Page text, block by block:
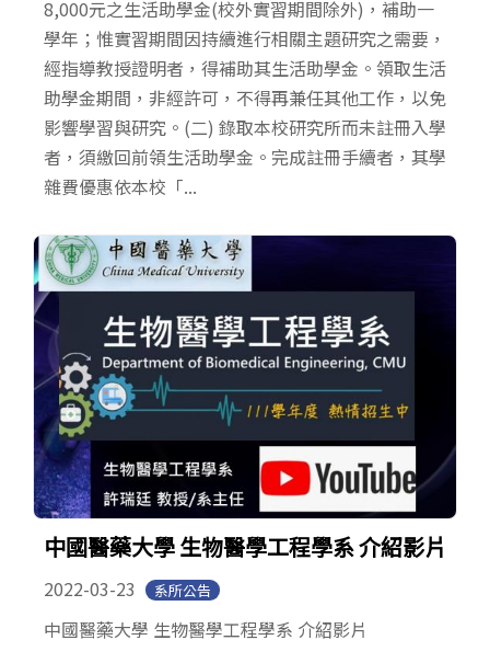
8,000元之生活助學金(校外實習期間除外)，補助一
學年；惟實習期間因持續進行相關主題研究之需要，
經指導教授證明者，得補助其生活助學金。領取生活
助學金期間，非經許可，不得再兼任其他工作，以免
影響學習與研究。(二) 錄取本校研究所而未註冊入學
者，須繳回前領生活助學金。完成註冊手續者，其學
雜費優惠依本校「...
中國醫藥大學 生物醫學工程學系 介紹影片
2022-03-23 系所公告
中國醫藥大學 生物醫學工程學系 介紹影片